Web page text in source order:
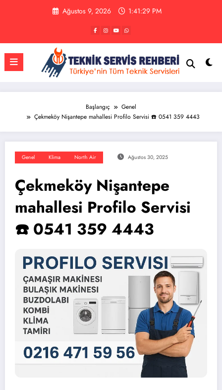
Ağustos 9, 2026 1:41:30 PM
Başlangıç
Genel
Çekmeköy Nişantepe mahallesi Profilo Servisi ☎️ 0541 359 4443
Genel Klima North Air Ağustos 30, 2025
Çekmeköy Nişantepe
mahallesi Profilo Servisi
☎️ 0541 359 4443